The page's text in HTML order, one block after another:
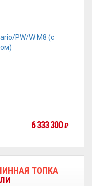
6 333 300₽
ТОПКА